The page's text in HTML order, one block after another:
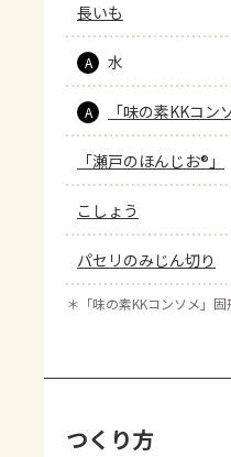
長いも
A 水
A 「味の素KKコ
「瀬戸のほんじお®」
こしょう
パセリのみじん切り
＊ 「味の素KKコンソメ」
つくり方